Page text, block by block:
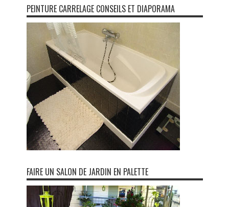
PEINTURE CARRELAGE CONSEILS ET DIAPORAMA
FAIRE UN SALON DE JARDIN EN PALETTE